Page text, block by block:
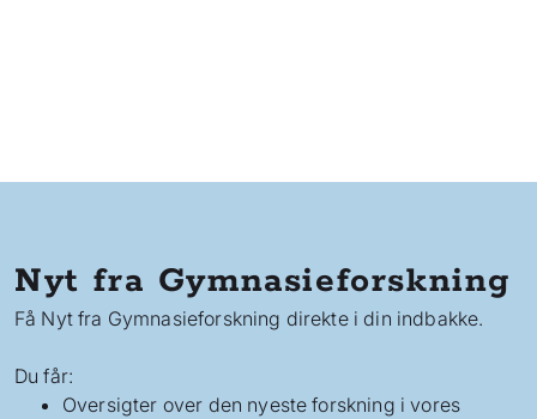
Nyt fra Gymnasieforskning
Få Nyt fra Gymnasieforskning direkte i din indbakke.
Du får:
Oversigter over den nyeste forskning i vores